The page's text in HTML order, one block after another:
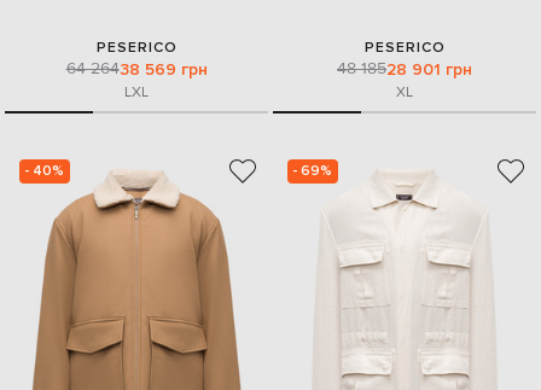
PESERICO
64 26438 569 грн
LXL
PESERICO
48 18528 901 грн
XL
- 40% - 69%